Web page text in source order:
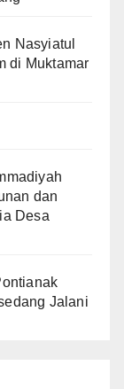
Nasyiatul
di Muktamar
dan
Desa
Jalani